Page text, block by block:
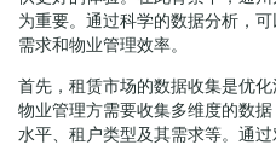
为重要。通过科学的数据分析，
需求和物业管理效率。
首先，租赁市场的数据收集是优
物业管理方需要收集多维度的数
水平、租户类型及其需求等。通